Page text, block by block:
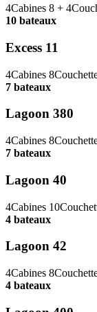
4Cabines 8 + 4
10 bateaux
Excess 11
4Cabines 8
7 bateaux
Lagoon 380
4Cabines 8
7 bateaux
Lagoon 40
4Cabines 10
4 bateaux
Lagoon 42
4Cabines 8
4 bateaux